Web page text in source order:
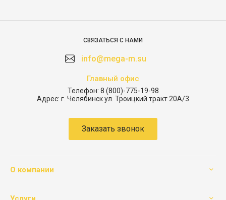
СВЯЗАТЬСЯ С НАМИ
info@mega-m.su
Главный офис
Телефон: 8 (800)-775-19-98
Адрес: г. Челябинск ул. Троицкий тракт 20А/3
Заказать звонок
О компании